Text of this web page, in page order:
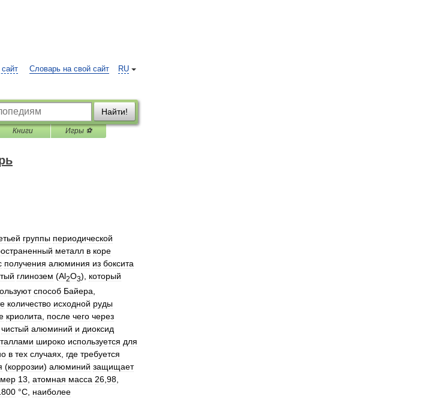
RU
Словарь на свой сайт
Найти!
Книги Игры ⚽
группы периодической
металл в коре
получения алюминия из боксита
глинозем (Аl2О3), который
способ Байера
количество исходной руды
криолита после чего через
чистый алюминий и диоксид
широко используется для
в тех случаях где требуется
(коррозии) алюминий защищает
13 атомная масса 26 98
°С наиболее